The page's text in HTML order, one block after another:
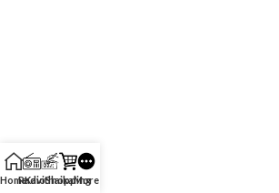
HomeRadio
Kavithaikal
Shopping
More